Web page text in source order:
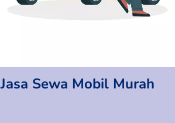
Jasa Sewa Mobil Murah